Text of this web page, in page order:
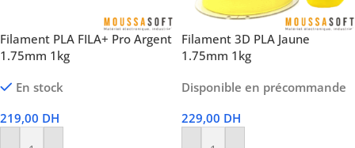
Filament PLA FILA+ Pro Argent
1.75mm 1kg
En stock
219,00 DH
Filament 3D PLA Jaune
1.75mm 1kg
Disponible en précommande
229,00 DH